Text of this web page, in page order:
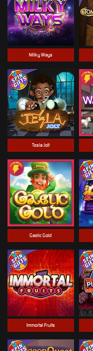
Immortal Fruits
Tesla Jolt
Milky Ways
Gaelic Gold